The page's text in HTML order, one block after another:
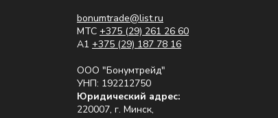
bonumtrade@list.ru
МТС +375 (29) 261 26 60
A1 +375 (29) 187 78 16
ООО "Бонумтрейд"
УНП: 192212750
Юридический адрес:
220007, г. Минск,